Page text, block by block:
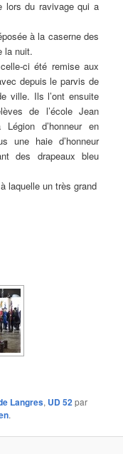
lors du ravivage qui a
à la caserne des
la nuit.
ci été remise aux
depuis le parvis de
ville. Ils l’ont ensuite
de l’école Jean
d’honneur en
une haie d’honneur
des drapeaux bleu
laquelle un très grand
Langres, UD 52par
.